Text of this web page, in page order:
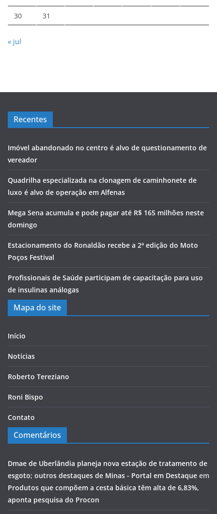
30 31
« jul
Recentes
Imóvel abandonado no centro é alvo de questionamento de
vereador
Quadrilha especializada na clonagem de caminhonete de
luxo é alvo de operação em Alfenas
Mega Sena acumula e pode pagar até R$ 165 milhões neste
domingo
Estacionamento do Ronaldão recebe a 2ª edição do Moto
Poços Festival
Profissionais de Saúde participam de capacitação para uso
de insulinas análogas
Mapa do site
Início
Notícias
Roberto Tereziano
Roni Bispo
Contato
Comentários
Dmae de Uberlândia planeja nova estação de tratamento de
esgoto; outros destaques de Minas - Portal em Destaque em
Produtos que compõem a cesta básica têm alta de 6,83%,
aponta pesquisa do Procon